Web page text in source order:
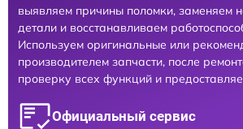
выявляем причины поломки, заменяем
детали и восстанавливаем
Используем оригинальные или
производителем запчасти, после
проверку всех функций и
Официальный сервис